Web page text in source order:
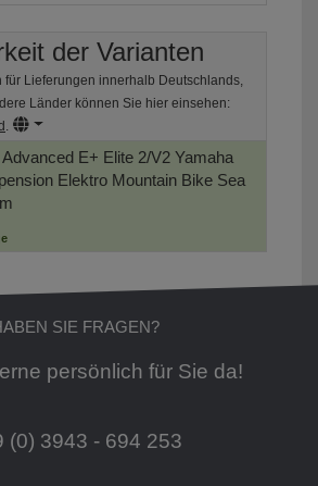
der Varianten
für Lieferungen innerhalb Deutschlands,
Länder können Sie hier einsehen:
.
E+ Elite 2/V2 Yamaha
Elektro Mountain Bike Sea
SIE FRAGEN?
persönlich für Sie da!
(0) 3943 - 694 253